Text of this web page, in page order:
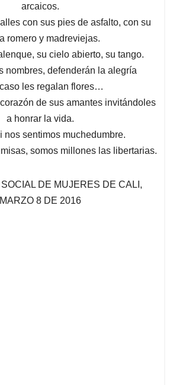
arcaicos.
con sus pies de asfalto, con su
romero y madreviejas.
su cielo abierto, su tango.
nombres, defenderán la alegría
les regalan flores…
de sus amantes invitándoles
a honrar la vida.
nos sentimos muchedumbre.
somos millones las libertarias.
DE MUJERES DE CALI,
MARZO 8 DE 2016